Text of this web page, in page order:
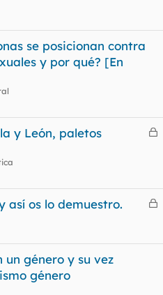
se posicionan contra
y por qué? [En
C
a
d
y León, paletos
C
r
así os lo demuestro.
un género y su vez
género